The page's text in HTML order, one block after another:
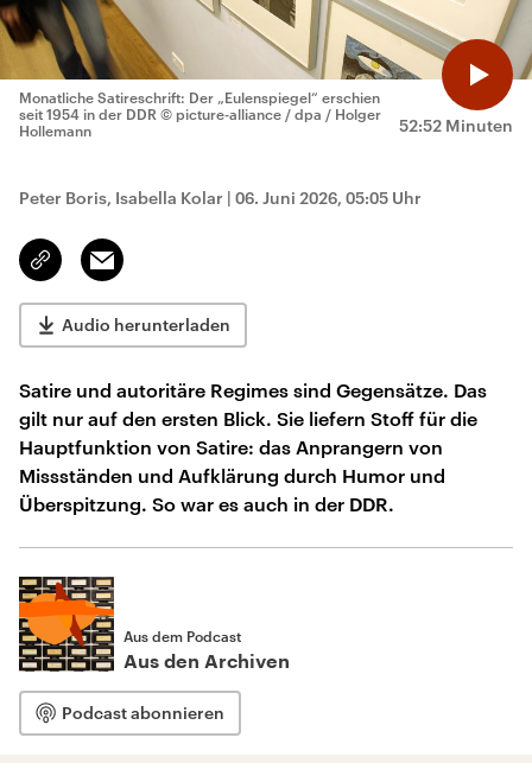
52:52 Minuten
Monatliche Satireschrift: Der „Eulenspiegel“ erschien
seit 1954 in der DDR © picture-alliance / dpa / Holger
Hollemann
Peter Boris, Isabella Kolar | 06. Juni 2026, 05:05 Uhr
Link
kopieren/teilen
Email
Audio herunterladen
Satire und autoritäre Regimes sind Gegensätze. Das
gilt nur auf den ersten Blick. Sie liefern Stoff für die
Hauptfunktion von Satire: das Anprangern von
Missständen und Aufklärung durch Humor und
Überspitzung. So war es auch in der DDR.
Aus dem Podcast
Aus den Archiven
Podcast abonnieren